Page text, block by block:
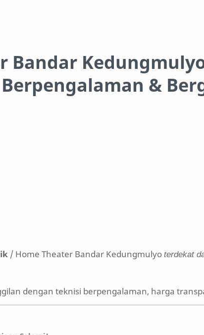
Bandar
&
/ Home Theater Bandar Kedungmulyoterdekat
dengan teknisi berpengalaman, harga